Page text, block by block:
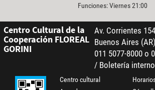
Funciones: Viernes 21:00
Centro Cultural de la
Cooperación FLOREAL
GORINI
Av. Corrientes
Buenos Aires
011 5077-8000 o
/ Boletería
Centro cultural